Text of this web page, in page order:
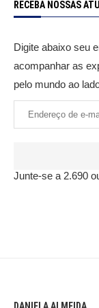
RECEBA NOSSAS
Digite abaixo seu
acompanhar as
pelo mundo ao
Junte-se a 2.690
DANIELA ALMEIDA